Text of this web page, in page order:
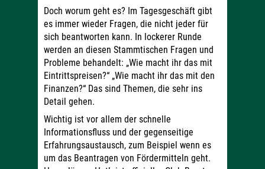
Doch worum geht es? Im Tagesgeschäft gibt
es immer wieder Fragen, die nicht jeder für
sich beantworten kann. In lockerer Runde
werden an diesen Stammtischen Fragen und
Probleme behandelt: „Wie macht ihr das mit
Eintrittspreisen?“ „Wie macht ihr das mit den
Finanzen?“ Das sind Themen, die sehr ins
Detail gehen.
Wichtig ist vor allem der schnelle
Informationsfluss und der gegenseitige
Erfahrungsaustausch, zum Beispiel wenn es
um das Beantragen von Fördermitteln geht.